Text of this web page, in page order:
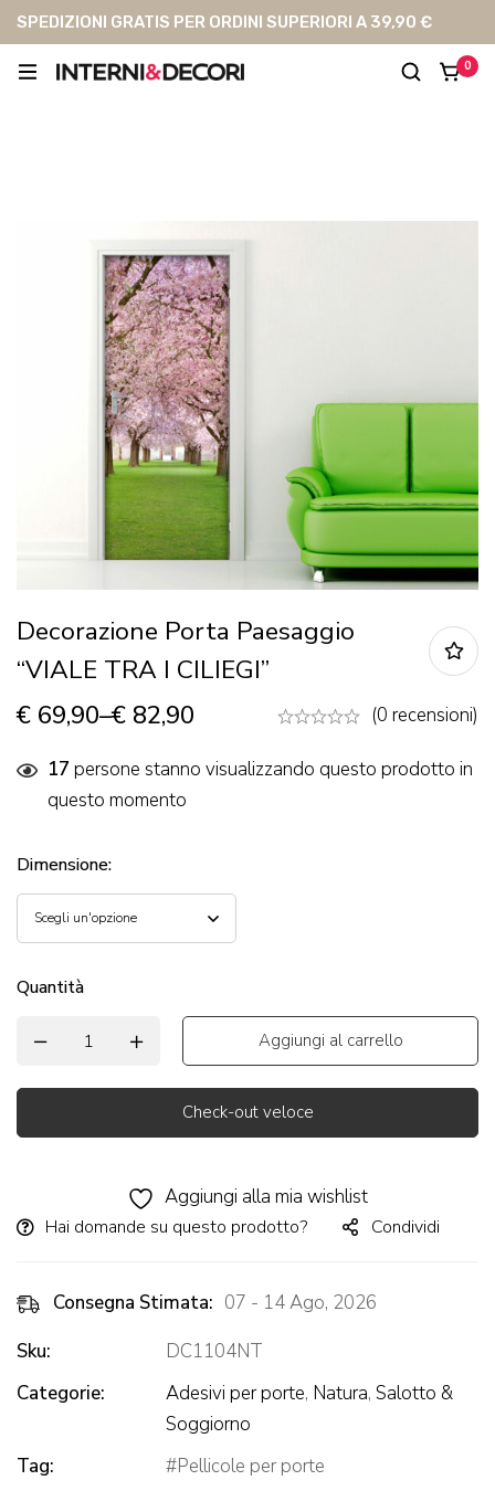
SPEDIZIONI GRATIS PER ORDINI SUPERIORI A 39,90 €
0
Decorazione Porta Paesaggio
“VIALE TRA I CILIEGI”
€ 69,90–€ 82,90 (0 recensioni)
17 persone stanno visualizzando questo prodotto in
questo momento
Dimensione:
Quantità
Aggiungi al carrello
Check-out veloce
Aggiungi alla mia wishlist
Hai domande su questo prodotto? Condividi
Consegna Stimata: 07 - 14 Ago, 2026
Sku:
DC1104NT
Categorie:
Adesivi per porte, Natura, Salotto &
Soggiorno
Tag:
Pellicole per porte